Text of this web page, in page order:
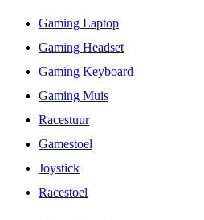
Gaming Laptop
Gaming Headset
Gaming Keyboard
Gaming Muis
Racestuur
Gamestoel
Joystick
Racestoel